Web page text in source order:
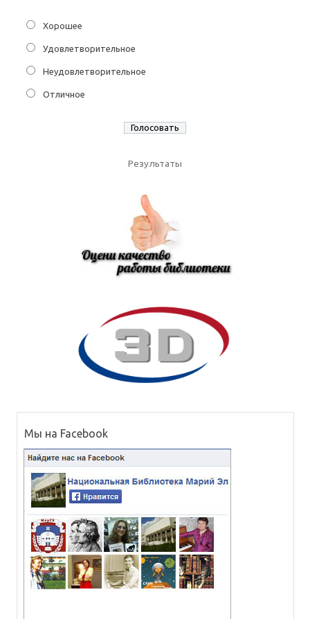
Хорошее
Удовлетворительное
Неудовлетворительное
Отличное
Результаты
Мы на Facebook